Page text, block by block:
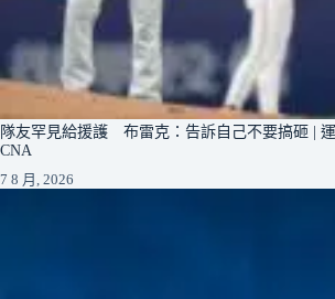
隊友罕見給援護 布雷克：告訴自己不要搞砸 |
CNA
7 8 月, 2026